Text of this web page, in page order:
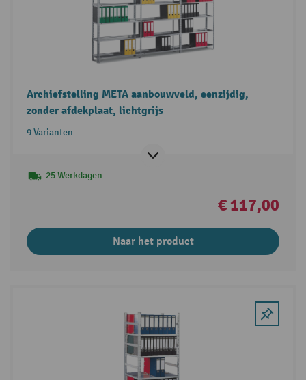
Archiefstelling META aanbouwveld, eenzijdig,
zonder afdekplaat, lichtgrijs
9 Varianten
25 Werkdagen
€ 117,00
Naar het product